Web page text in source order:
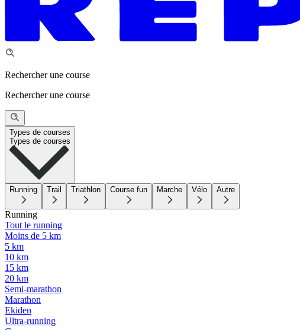
Rechercher une course
Rechercher une course
Types de courses
Types de courses
Running Trail Triathlon Course fun Marche Vélo Autre
Running
Tout le running
Moins de 5 km
5 km
10 km
15 km
20 km
Semi-marathon
Marathon
Ekiden
Ultra-running